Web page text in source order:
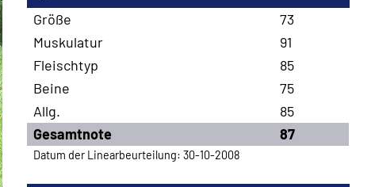
Größe
73
Muskulatur
91
Fleischtyp
85
Beine
75
Allg.
85
Gesamtnote
87
Datum der Linearbeurteilung: 30-10-2008